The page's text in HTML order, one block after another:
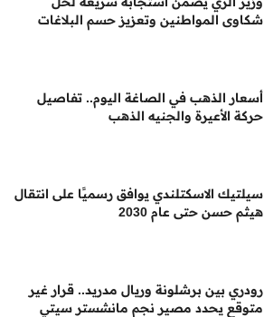
شكاوى المواطنين وتعزيز حسم البلاغات
أسعار الذهب في الصاغة اليوم.. تفاصيل
حركة الأعيرة والجنيه الذهب
سيلتيك الاسكتلندي يوافق رسميًا على انتقال
هيثم حسن حتى عام 2030
رودري بين برشلونة وريال مدريد.. قرار غير
متوقع يحدد مصير نجم مانشستر سيتي